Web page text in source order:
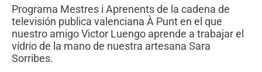
Programa Mestres i Aprenents de la cadena de
televisión publica valenciana À Punt en el que
nuestro amigo Victor Luengo aprende a trabajar el
vidrio de la mano de nuestra artesana Sara
Sorribes.